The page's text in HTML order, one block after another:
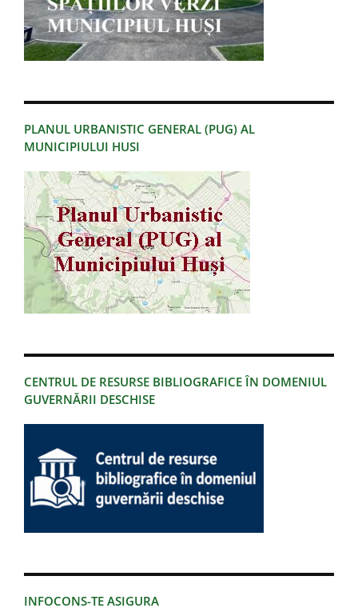
PLANUL URBANISTIC GENERAL (PUG) AL
MUNICIPIULUI HUSI
CENTRUL DE RESURSE BIBLIOGRAFICE ÎN DOMENIUL
GUVERNĂRII DESCHISE
INFOCONS-TE ASIGURA